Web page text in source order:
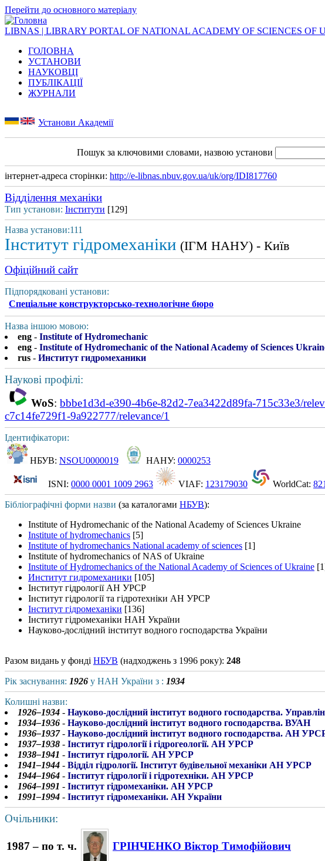
Перейти до основного матеріалу
LIBNAS | LIBRARY PORTAL OF NATIONAL ACADEMY OF SCIENCES OF
ГОЛОВНА
УСТАНОВИ
НАУКОВЦІ
ПУБЛІКАЦІЇ
ЖУРНАЛИ
Установи Академії
Пошук за ключовими словами, назвою установи
інтернет-адреса сторінки: http://e-libnas.nbuv.gov.ua/uk/org/IDI817760
Відділення механіки
Тип установи: Інститути [129]
Назва установи:111
Інститут гідромеханіки (ІГМ НАНУ) - Київ
Офіційний сайт
Підпорядковані установи:
Спеціальне конструкторсько-технологічне бюро
Назва іншою мовою:
eng - Institute of Hydromechanic
eng - Institute of Hydromechanic of the National Academy of Sciences
rus - Институт гидромеханики
Наукові профілі:
WoS: bbbe1d3d-e390-4b6e-82d2-7ea3422d89fa-715c33e3/
c7c14fe729f1-9a922777/relevance/1
Ідентифікатори:
НБУВ: NSOU0000019 НАНУ: 0000253
ISNI: 0000 0001 1009 2963 VIAF: 123179030 WorldCat:
Бібліографічні форми назви (за каталогами НБУВ):
Institute of Hydromechanic of the National Academy of Sciences Ukraine
Institute of hydromechanics [5]
Institute of hydromechanics National academy of sciences [1]
Institute of hydromechanics of NAS of Ukraine
Institute of Hydromechanics of the National Academy of Sciences of Ukraine
Институт гидромеханики [105]
Інститут гідрології АН УРСР
Інститут гідрології та гідротехніки АН УРСР
Інститут гідромеханіки [136]
Інститут гідромеханіки НАН України
Науково-дослідний інститут водного господарства України
Разом видань у фонді НБУВ (надходжень з 1996 року): 248
Рік заснування: 1926 у НАН України з : 1934
Колишні назви:
1926–1934 - Науково-дослідний інститут водного господарства.
1934–1936 - Науково-дослідний інститут водного господарства. ВУАН
1936–1937- Науково-дослідний інститут водного господарства. АН
1937–1938 - Інститут гідрології і гідрогеології. АН УРСР
1938–1941 - Інститут гідрології. АН УРСР
1941–1944 - Відділ гідрології. Інститут будівельної механіки АН УРСР
1944–1964 - Інститут гідрології і гідротехніки. АН УРСР
1964–1991 - Інститут гідромеханіки. АН УРСР
1991–1994 - Інститут гідромеханіки. АН України
Очільники:
1987 – по т. ч. ГРІНЧЕНКО Віктор Тимофійович